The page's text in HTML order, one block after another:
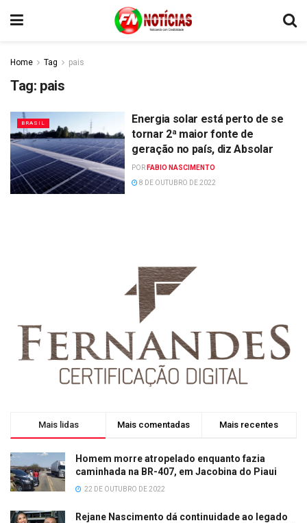
Home Tag pais
Tag: pais
BRASIL
Energia solar está perto de se
tornar 2ª maior fonte de
geração no país, diz Absolar
POR FABIO NASCIMENTO
8 DE OUTUBRO DE 2022
Mais lidas Mais comentadas Mais recentes
Homem morre atropelado enquanto fazia
caminhada na BR-407, em Jacobina do Piaui
22 DE OUTUBRO DE 2022
Rejane Nascimento dá continuidade ao legado